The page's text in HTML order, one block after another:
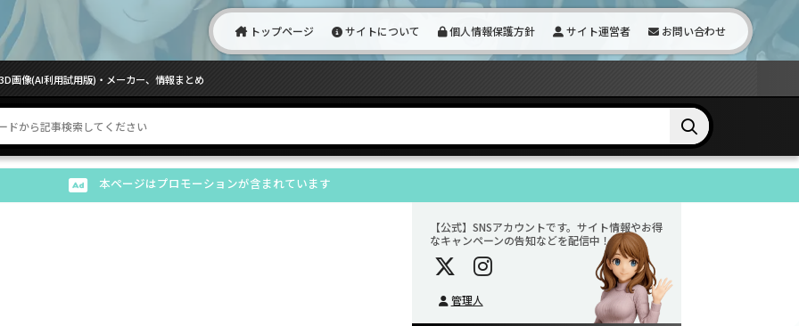
トップページ サイトについて 個人情報保護方針 サイト運営者 お問い合わせ
画像(AI利用試用版)・メーカー、情報まとめ
本ページはプロモーションが含まれています
【公式】SNSアカウントです。サイト情報やお得
なキャンペーンの告知などを配信中！
管理人